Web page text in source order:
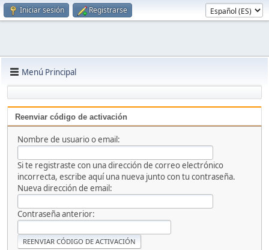
Iniciar sesión Registrarse
Menú Principal
Reenviar código de activación
Nombre de usuario o email:
Si te registraste con una dirección de correo electrónico
incorrecta, escribe aquí una nueva junto con tu contraseña.
Nueva dirección de email:
Contraseña anterior: